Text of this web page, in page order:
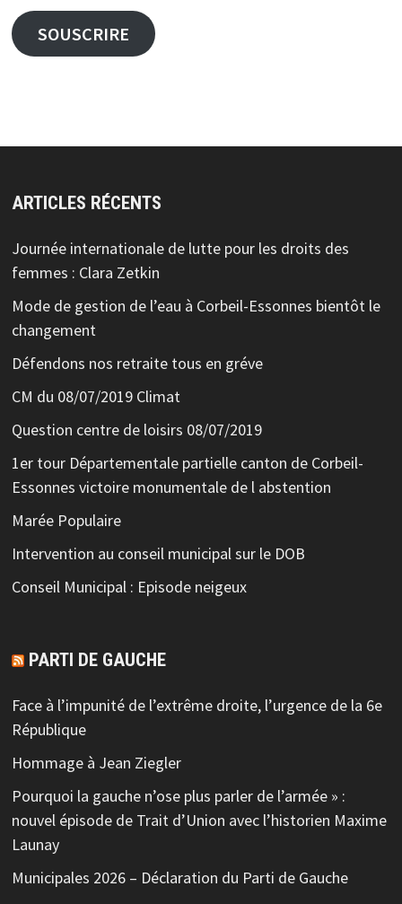
mail
SOUSCRIRE
ARTICLES RÉCENTS
Journée internationale de lutte pour les droits des
femmes : Clara Zetkin
Mode de gestion de l’eau à Corbeil-Essonnes bientôt le
changement
Défendons nos retraite tous en gréve
CM du 08/07/2019 Climat
Question centre de loisirs 08/07/2019
1er tour Départementale partielle canton de Corbeil-
Essonnes victoire monumentale de l abstention
Marée Populaire
Intervention au conseil municipal sur le DOB
Conseil Municipal : Episode neigeux
PARTI DE GAUCHE
Face à l’impunité de l’extrême droite, l’urgence de la 6e
République
Hommage à Jean Ziegler
Pourquoi la gauche n’ose plus parler de l’armée » :
nouvel épisode de Trait d’Union avec l’historien Maxime
Launay
Municipales 2026 – Déclaration du Parti de Gauche